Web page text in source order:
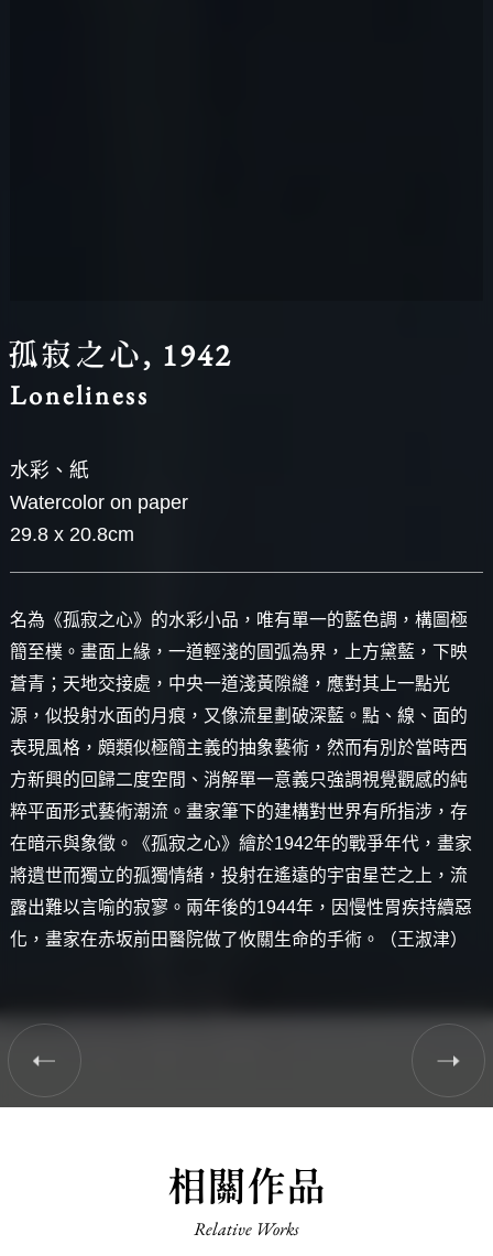
孤寂之心, 1942
Loneliness
水彩、紙
Watercolor on paper
29.8 x 20.8cm
名為《孤寂之心》的水彩小品，唯有單一的藍色調，構圖極
簡至樸。畫面上緣，一道輕淺的圓弧為界，上方黛藍，下映
蒼青；天地交接處，中央一道淺黃隙縫，應對其上一點光
源，似投射水面的月痕，又像流星劃破深藍。點、線、面的
表現風格，頗類似極簡主義的抽象藝術，然而有別於當時西
方新興的回歸二度空間、消解單一意義只強調視覺觀感的純
粹平面形式藝術潮流。畫家筆下的建構對世界有所指涉，存
在暗示與象徵。《孤寂之心》繪於1942年的戰爭年代，畫家
將遺世而獨立的孤獨情緒，投射在遙遠的宇宙星芒之上，流
露出難以言喻的寂寥。兩年後的1944年，因慢性胃疾持續惡
化，畫家在赤坂前田醫院做了攸關生命的手術。（王淑津）
相關作品
Relative Works